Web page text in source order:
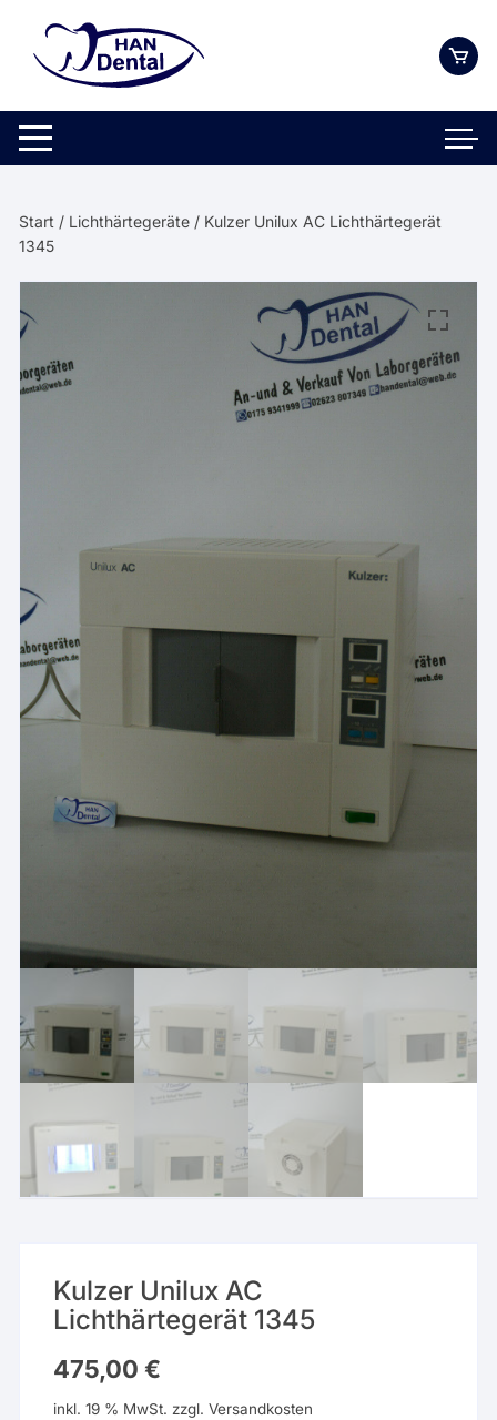
springen
Start / Lichthärtegeräte / Kulzer Unilux AC Lichthärtegerät
1345
Kulzer Unilux AC
Lichthärtegerät 1345
475,00€
inkl. 19 % MwSt. zzgl.Versandkosten